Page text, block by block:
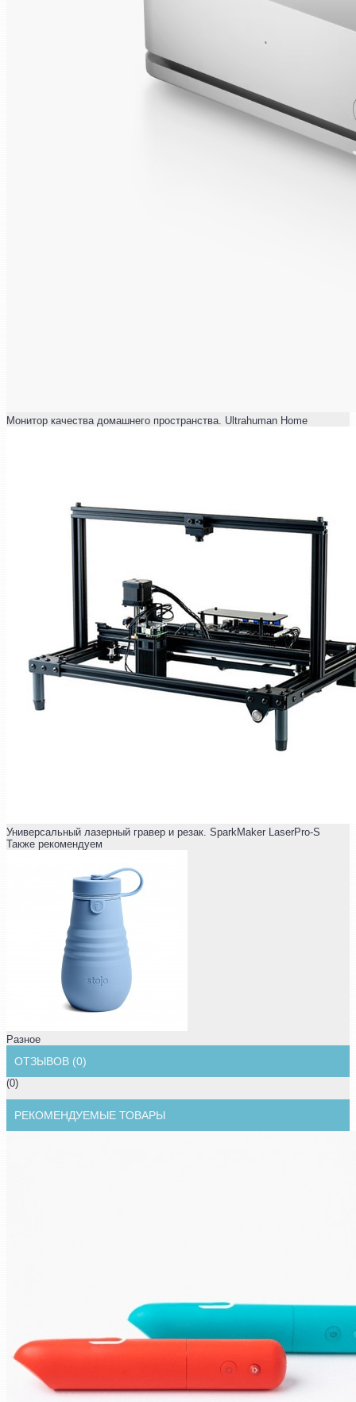
Монитор качества домашнего пространства. Ultrahuman Home
Универсальный лазерный гравер и резак. SparkMaker LaserPro-S
Также рекомендуем
Разное
ОТЗЫВОВ (0)
(0)
РЕКОМЕНДУЕМЫЕ ТОВАРЫ